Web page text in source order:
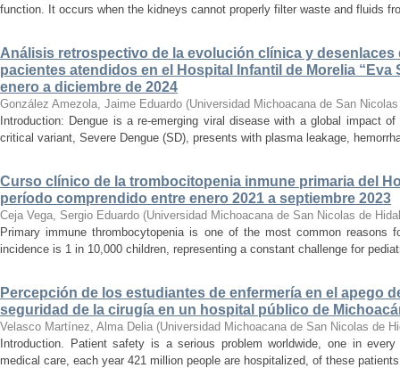
function. It occurs when the kidneys cannot properly filter waste and fluids
Análisis retrospectivo de la evolución clínica y desenlaces
pacientes atendidos en el Hospital Infantil de Morelia “Eva
enero a diciembre de 2024
González Amezola, Jaime Eduardo (Universidad Michoacana de San
Introduction: Dengue is a re-emerging viral disease with a global impact
critical variant, Severe Dengue (SD), presents with plasma leakage,
Curso clínico de la trombocitopenia inmune primaria del
período comprendido entre enero 2021 a septiembre 2023
Ceja Vega, Sergio Eduardo (Universidad Michoacana de San Nicolas de
Primary immune thrombocytopenia is one of the most common reasons
incidence is 1 in 10,000 children, representing a constant challenge for
Percepción de los estudiantes de enfermería en el apego
seguridad de la cirugía en un hospital público de
Velasco Martínez, Alma Delia (Universidad Michoacana de San Nicolas de
Introduction. Patient safety is a serious problem worldwide, one in
medical care, each year 421 million people are hospitalized, of these